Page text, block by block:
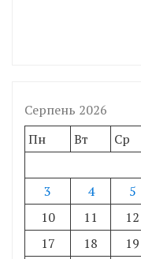
Серпень 2026
Пн
Вт Ср
3
4 5
10
11 12
17
18 19